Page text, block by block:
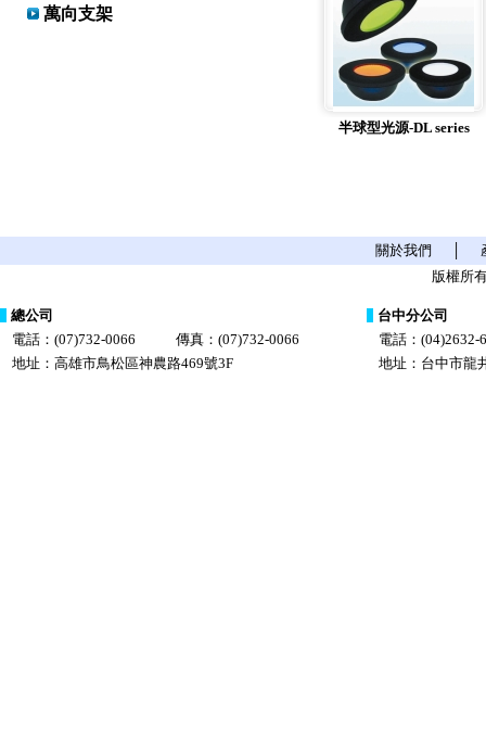
萬向支架
半球型光源-DL series
關於我們
版權所
總公司
電話：(07)732-0066
傳真：(07)732-0066
地址：高雄市鳥松區神農路469號3F
台中分公司
電話：(04)2632-
地址：台中市龍